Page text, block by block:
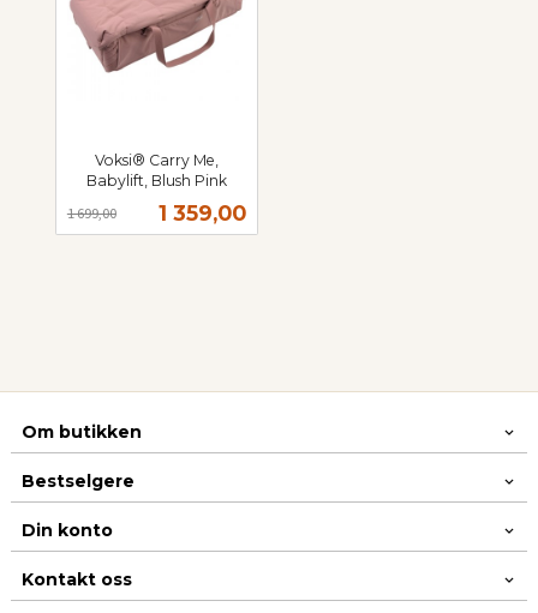
Voksi® Carry Me,
Babylift, Blush Pink
Tilbud
1 359,00
1 699,00
mva.
Om butikken
Bestselgere
Din konto
Kontakt oss